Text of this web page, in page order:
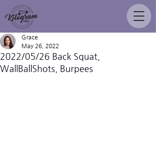
2022/05/26 Back Squat,
WallBallShots, Burpees
Grace
May 26, 2022